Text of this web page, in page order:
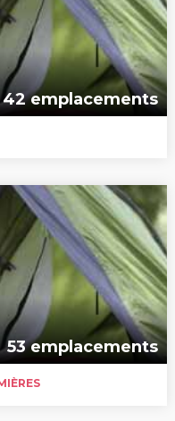
42 emplacements
53 emplacements